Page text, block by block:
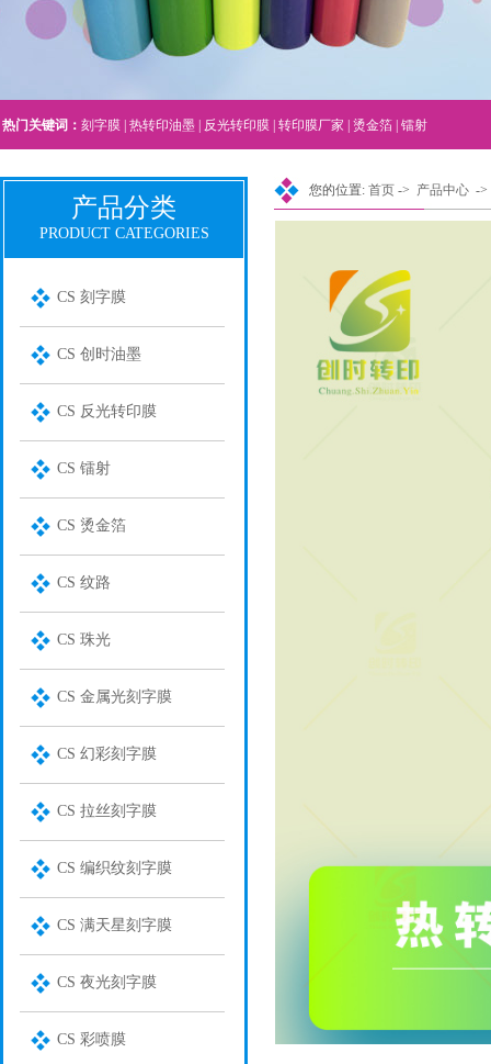
热门关键词： 刻字膜 热转印油墨 反光转印膜 转印膜厂家 烫金箔 镭射
产品分类
PRODUCT CATEGORIES
CS 刻字膜
CS 创时油墨
CS 反光转印膜
CS 镭射
CS 烫金箔
CS 纹路
CS 珠光
CS 金属光刻字膜
CS 幻彩刻字膜
CS 拉丝刻字膜
CS 编织纹刻字膜
CS 满天星刻字膜
CS 夜光刻字膜
CS 彩喷膜
您的位置: 首页 -> 产品中心 ->